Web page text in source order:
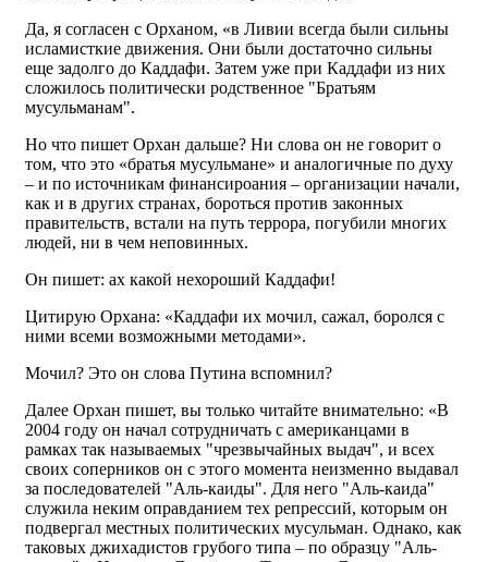
Да, я согласен с Орханом, «в Ливии всегда были сильны
исламисткие движения. Они были достаточно сильны
еще задолго до Каддафи. Затем уже при Каддафи из них
сложилось политически родственное "Братьям
мусульманам".
Но что пишет Орхан дальше? Ни слова он не говорит о
том, что это «братья мусульмане» и аналогичные по духу
– и по источникам финансироания – организации начали,
как и в других странах, бороться против законных
правительств, встали на путь террора, погубили многих
людей, ни в чем неповинных.
Он пишет: ах какой нехороший Каддафи!
Цитирую Орхана: «Каддафи их мочил, сажал, боролся с
ними всеми возможными методами».
Мочил? Это он слова Путина вспомнил?
Далее Орхан пишет, вы только читайте внимательно: «В
2004 году он начал сотрудничать с американцами в
рамках так называемых "чрезвычайных выдач", и всех
своих соперников он с этого момента неизменно выдавал
за последователей "Аль-каиды". Для него "Аль-каида"
служила неким оправданием тех репрессий, которым он
подвергал местных политических мусульман. Однако, как
таковых джихадистов грубого типа – по образцу "Аль-